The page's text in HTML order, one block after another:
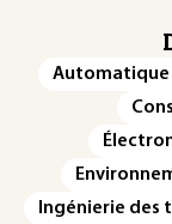
Automatique
Ingénierie des